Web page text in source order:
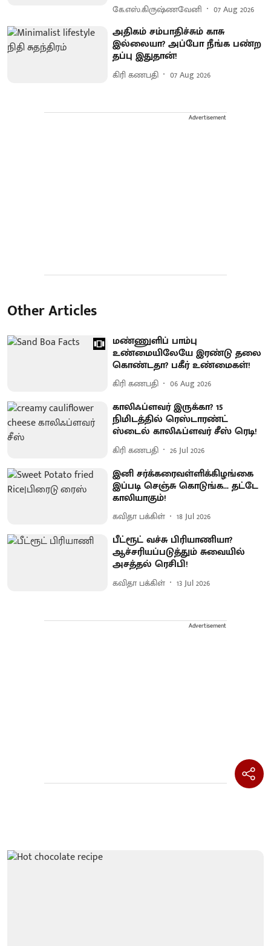
கே.எஸ்.கிருஷ்ணவேனி 07 Aug 2026
அதிகம் சம்பாதிச்சும் காசு
இல்லையா? அப்போ நீங்க பண்ற
தப்பு இதுதான்!
கிரி கணபதி 07 Aug 2026
Advertisement
Other Articles
மண்ணுளிப் பாம்பு
உண்மையிலேயே இரண்டு தலை
கொண்டதா? பகீர் உண்மைகள்!
கிரி கணபதி 06 Aug 2026
காலிஃப்ளவர் இருக்கா? 15
நிமிடத்தில் ரெஸ்டாரண்ட்
ஸ்டைல் காலிஃப்ளவர் சீஸ் ரெடி!
கிரி கணபதி 26 Jul 2026
இனி சர்க்கரைவள்ளிக்கிழங்கை
இப்படி செஞ்சு கொடுங்க... தட்டே
காலியாகும்!
கவிதா பக்கிள் 18 Jul 2026
பீட்ரூட் வச்சு பிரியாணியா?
ஆச்சரியப்படுத்தும் சுவையில்
அசத்தல் ரெசிபி!
கவிதா பக்கிள் 13 Jul 2026
Advertisement